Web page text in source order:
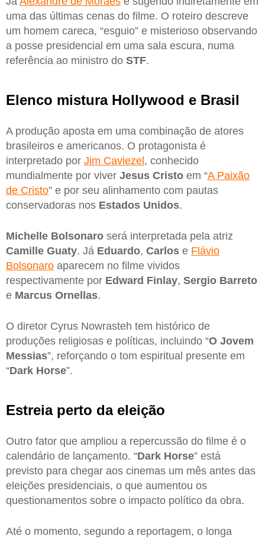
uma das últimas cenas do filme. O roteiro descreve
um homem careca, “esguio” e misterioso observando
a posse presidencial em uma sala escura, numa
referência ao ministro do STF.
Elenco mistura Hollywood e Brasil
A produção aposta em uma combinação de atores
brasileiros e americanos. O protagonista é
interpretado por Jim Caviezel , conhecido
mundialmente por viver Jesus Cristo em “A Paixão
de Cristo” e por seu alinhamento com pautas
conservadoras nos Estados Unidos.
Michelle Bolsonaro será interpretada pela atriz
Camille Guaty. Já Eduardo, Carlos e Flávio
Bolsonaro aparecem no filme vividos
respectivamente por Edward Finlay, Sergio Barreto
e Marcus Ornellas.
O diretor Cyrus Nowrasteh tem histórico de
produções religiosas e políticas, incluindo “O Jovem
Messias”, reforçando o tom espiritual presente em
“Dark Horse”.
Estreia perto da eleição
Outro fator que ampliou a repercussão do filme é o
calendário de lançamento. “Dark Horse” está
previsto para chegar aos cinemas um mês antes das
eleições presidenciais, o que aumentou os
questionamentos sobre o impacto político da obra.
Até o momento, segundo a reportagem, o longa